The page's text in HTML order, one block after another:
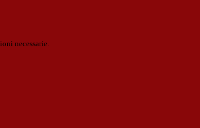
necessarie.